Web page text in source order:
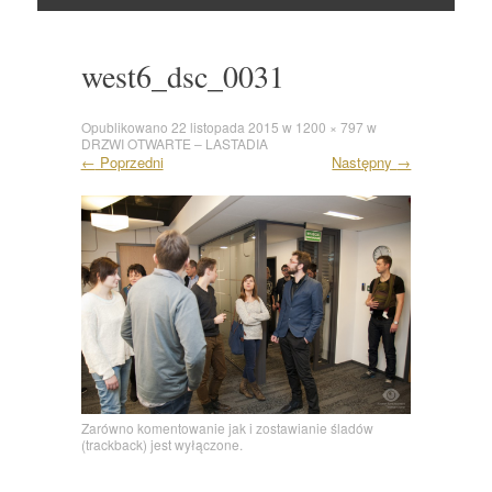
west6_dsc_0031
Opublikowano 22 listopada 2015 w 1200 × 797 w
DRZWI OTWARTE – LASTADIA
← Poprzedni Następny →
Zarówno komentowanie jak i zostawianie śladów
(trackback) jest wyłączone.